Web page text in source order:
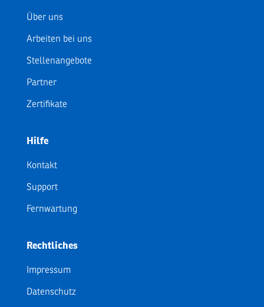
Über uns
Arbeiten bei uns
Stellenangebote
Partner
Zertifikate
Hilfe
Kontakt
Support
Fernwartung
Rechtliches
Impressum
Datenschutz